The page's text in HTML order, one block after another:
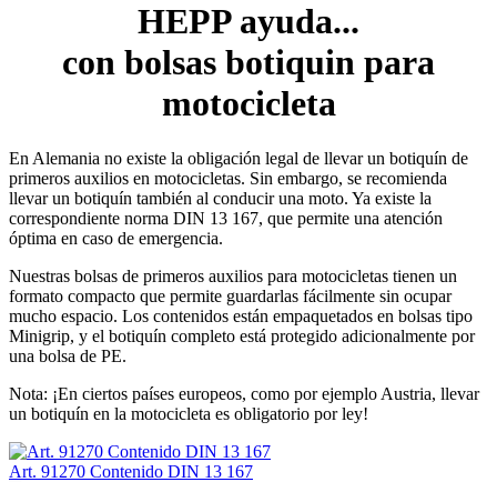
HEPP ayuda...
con bolsas botiquin para
motocicleta
En Alemania no existe la obligación legal de llevar un botiquín de
primeros auxilios en motocicletas. Sin embargo, se recomienda
llevar un botiquín también al conducir una moto. Ya existe la
correspondiente norma DIN 13 167, que permite una atención
óptima en caso de emergencia.
Nuestras bolsas de primeros auxilios para motocicletas tienen un
formato compacto que permite guardarlas fácilmente sin ocupar
mucho espacio. Los contenidos están empaquetados en bolsas tipo
Minigrip, y el botiquín completo está protegido adicionalmente por
una bolsa de PE.
Nota: ¡En ciertos países europeos, como por ejemplo Austria, llevar
un botiquín en la motocicleta es obligatorio por ley!
Art. 91270 Contenido DIN 13 167